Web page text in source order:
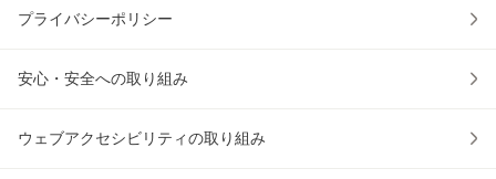
プライバシーポリシー
安心・安全への取り組み
ウェブアクセシビリティの取り組み